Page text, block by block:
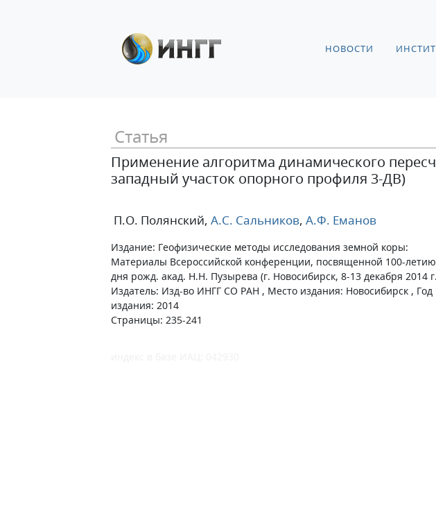
НОВОСТИ
Статья
Применение алгоритма динамического
западный участок опорного профиля 3-ДВ)
П.О. Полянский, А.С. Сальников, А.Ф. Еманов
Издание: Геофизические методы исследования земной коры:
Материалы Всероссийской конференции, посвященной 100-
дня рожд. акад. Н.Н. Пузырева (г. Новосибирск, 8-13 декабря 2014
Издатель: Изд-во ИНГГ СО РАН , Место издания: Новосибирск , Год
издания: 2014
Страницы: 235-241